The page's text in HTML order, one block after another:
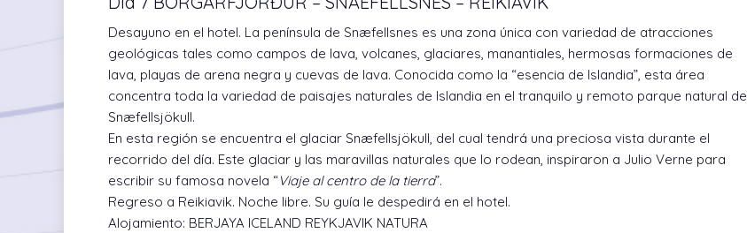
Desayuno en el hotel. La península de Snæfellsnes es una zona única con variedad de atracciones
geológicas tales como campos de lava, volcanes, glaciares, manantiales, hermosas formaciones de
lava, playas de arena negra y cuevas de lava. Conocida como la “esencia de Islandia”, esta área
concentra toda la variedad de paisajes naturales de Islandia en el tranquilo y remoto parque natural de
Snæfellsjökull.
En esta región se encuentra el glaciar Snæfellsjökull, del cual tendrá una preciosa vista durante el
recorrido del día. Este glaciar y las maravillas naturales que lo rodean, inspiraron a Julio Verne para
escribir su famosa novela “Viaje al centro de la tierra”.
Regreso a Reikiavik. Noche libre. Su guía le despedirá en el hotel.
Alojamiento: BERJAYA ICELAND REYKJAVIK NATURA